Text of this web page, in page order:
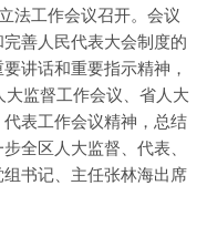
法工作会议召开。会议
善人民代表大会制度的
讲话和重要指示精神，
监督工作会议、省人大
表工作会议精神，总结
全区人大监督、代表、
书记、主任张林海出席